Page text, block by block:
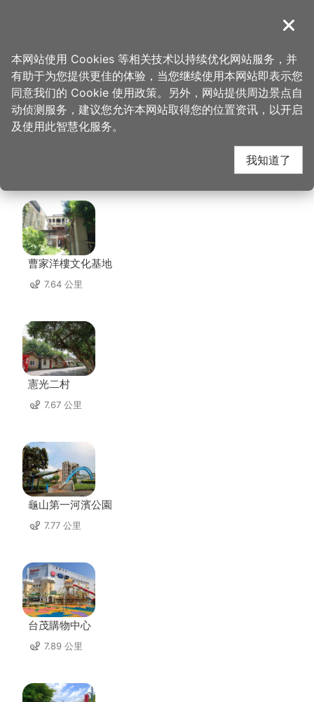
導覽
首页 > 想去的地方 > 住宿 > 爱之星汽车旅馆
爱之星汽车旅馆 周边景
点
曹家洋樓文化基地
7.64 公里
憲光二村
7.67 公里
龜山第一河濱公園
7.77 公里
台茂購物中心
7.89 公里
关闭
本网站使用 Cookies 等相关技术以持续优化网站服务，并
有助于为您提供更佳的体验，当您继续使用本网站即表示您
同意我们的 Cookie 使用政策。另外，网站提供周边景点自
动侦测服务，建议您允许本网站取得您的位置资讯，以开启
及使用此智慧化服务。
我知道了